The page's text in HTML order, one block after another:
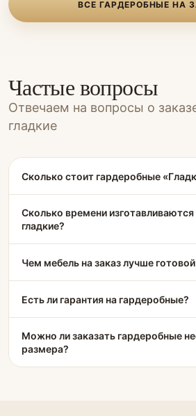
ВСЕ ГАРДЕРОБНЫЕ НА
Частые вопросы
Отвечаем на вопросы о
гладкие
Сколько стоит гардеробные
Сколько времени
гладкие?
Чем мебель на заказ лучше
Есть ли гарантия на гардеробные?
Можно ли заказать гардеробные
размера?